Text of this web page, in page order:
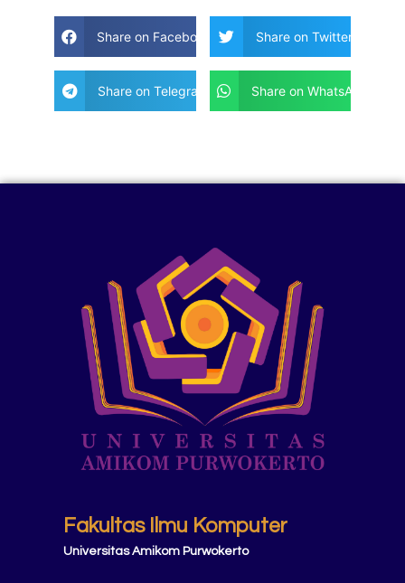
Share on Facebook Share on Twitter
Share on Telegram Share on WhatsApp
Fakultas Ilmu Komputer
Universitas Amikom Purwokerto